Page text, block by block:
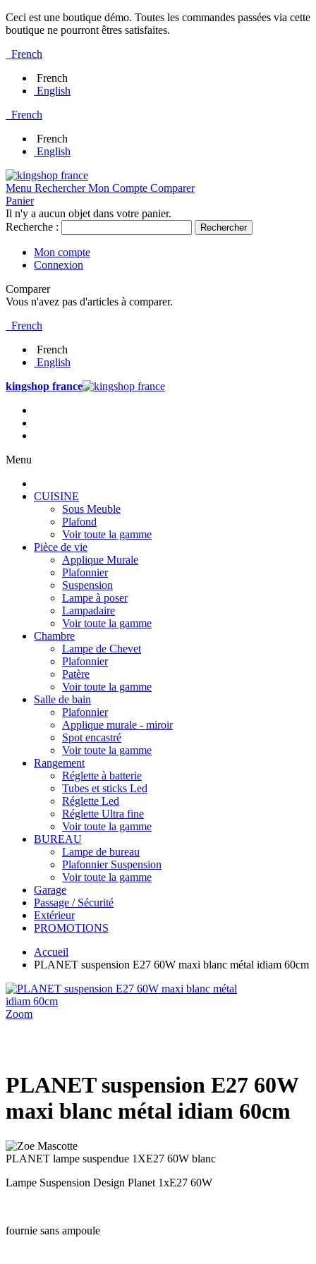
Ceci est une boutique démo. Toutes les commandes passées via cette
boutique ne pourront êtres satisfaites.
French
French
English
French
French
English
Menu Rechercher Mon Compte Comparer
Panier
Il n'y a aucun objet dans votre panier.
Recherche :
Rechercher
Mon compte
Connexion
Comparer
Vous n'avez pas d'articles à comparer.
French
French
English
kingshop france
Menu
CUISINE
Sous Meuble
Plafond
Voir toute la gamme
Pièce de vie
Applique Murale
Plafonnier
Suspension
Lampe à poser
Lampadaire
Voir toute la gamme
Chambre
Lampe de Chevet
Plafonnier
Patère
Voir toute la gamme
Salle de bain
Plafonnier
Applique murale - miroir
Spot encastré
Voir toute la gamme
Rangement
Réglette à batterie
Tubes et sticks Led
Réglette Led
Réglette Ultra fine
Voir toute la gamme
BUREAU
Lampe de bureau
Plafonnier Suspension
Voir toute la gamme
Garage
Passage / Sécurité
Extérieur
PROMOTIONS
Accueil
PLANET suspension E27 60W maxi blanc métal idiam 60cm
Zoom
PLANET suspension E27 60W
maxi blanc métal idiam 60cm
PLANET lampe suspendue 1XE27 60W blanc
Lampe Suspension Design Planet 1xE27 60W
fournie sans ampoule